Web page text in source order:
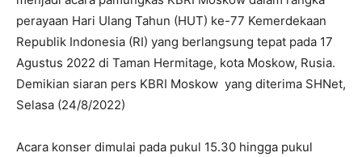
perayaan Hari Ulang Tahun (HUT) ke-77 Kemerdekaan
Republik Indonesia (RI) yang berlangsung tepat pada 17
Agustus 2022 di Taman Hermitage, kota Moskow, Rusia.
Demikian siaran pers KBRI Moskow yang diterima SHNet,
Selasa (24/8/2022)
Acara konser dimulai pada pukul 15.30 hingga pukul